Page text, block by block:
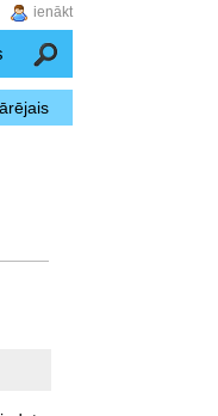
Meklēšana
ienākt